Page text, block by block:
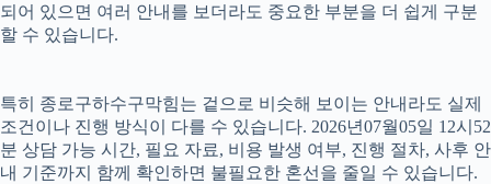
되어 있으면 여러 안내를 보더라도 중요한 부분을 더 쉽게 구분
할 수 있습니다.
특히 종로구하수구막힘는 겉으로 비슷해 보이는 안내라도 실제
조건이나 진행 방식이 다를 수 있습니다. 2026년07월05일 12시52
분 상담 가능 시간, 필요 자료, 비용 발생 여부, 진행 절차, 사후 안
내 기준까지 함께 확인하면 불필요한 혼선을 줄일 수 있습니다.